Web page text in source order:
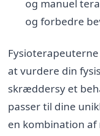
og manuel
og forbedre
at vurdere din
skræddersy et
passer til dine
en kombination af